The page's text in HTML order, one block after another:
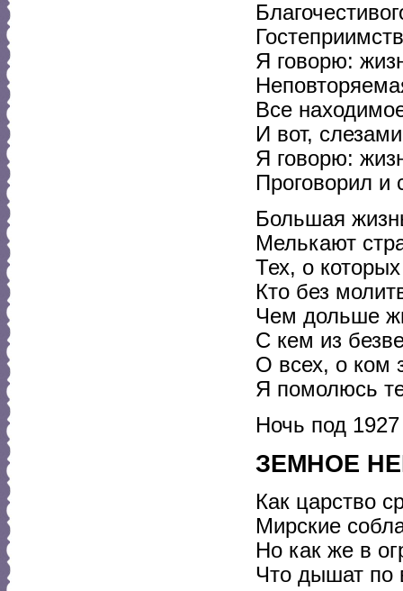
Я говорю:
Все
И вот,
Я говорю:
Проговорил
Большая
Мелькают
Тех, о
Кто без
Чем дольше
С кем из
О всех, о ком
Я помолюсь
Ночь под 1927
ЗЕМНОЕ
Как царство
Мирские
Но как же в
Что дышат по